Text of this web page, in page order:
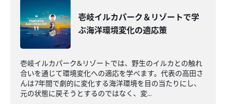
壱岐イルカパーク＆リゾートで学
ぶ海洋環境変化の適応策
壱岐イルカパーク&リゾートでは、野生のイルカとの触れ
合いを通じて環境変化への適応を学べます。代表の高田さ
んは7年間で劇的に変化する海洋環境を目の当たりにし、
元の状態に戻そうとするのではなく、変...